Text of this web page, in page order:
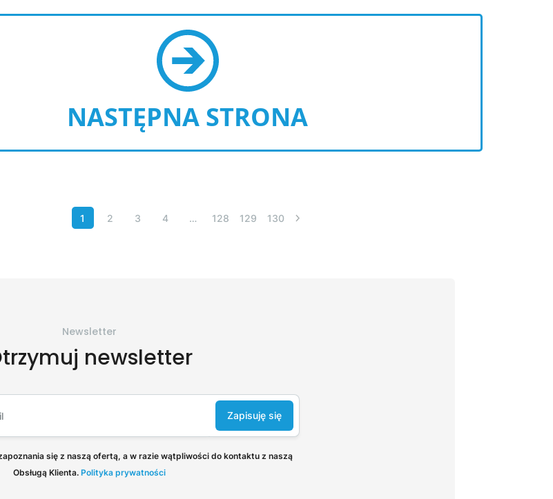
NASTĘPNA STRONA
1 2 3 4 … 128 129 130
Newsletter
newsletter
Zapisuję się
się z naszą ofertą, a w razie wątpliwości do kontaktu z naszą
Obsługą Klienta. Polityka prywatności